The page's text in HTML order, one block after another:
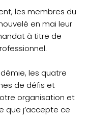
les membres du
en mai leur
à titre de
les quatre
de défis et
organisation et
que j’accepte ce